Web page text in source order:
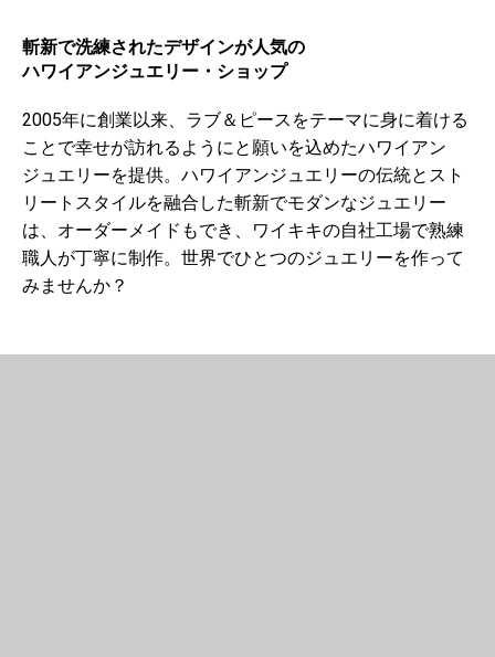
斬新で洗練されたデザインが人気の
ハワイアンジュエリー・ショップ
2005年に創業以来、ラブ＆ピースをテーマに身に着ける
ことで幸せが訪れるようにと願いを込めたハワイアン
ジュエリーを提供。ハワイアンジュエリーの伝統とスト
リートスタイルを融合した斬新でモダンなジュエリー
は、オーダーメイドもでき、ワイキキの自社工場で熟練
職人が丁寧に制作。世界でひとつのジュエリーを作って
みませんか？